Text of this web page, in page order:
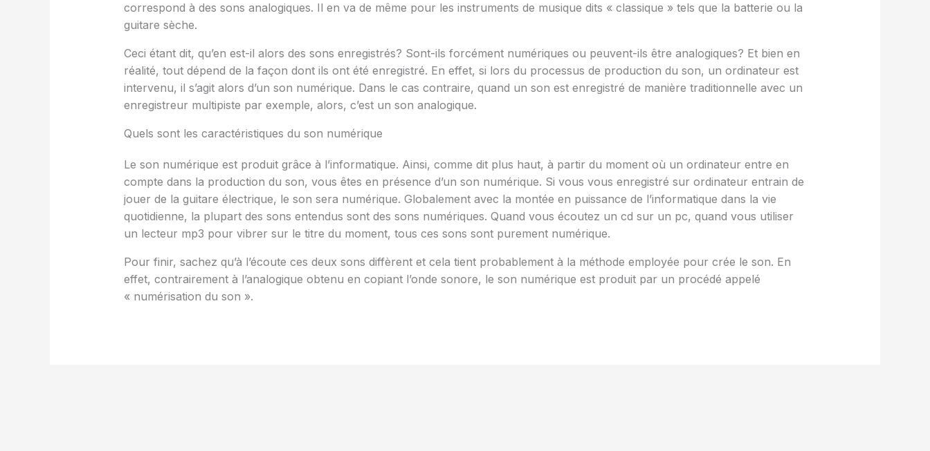
correspond à des sons analogiques. Il en va de même pour les instruments de musique dits « classique » tels que la batterie ou la
guitare sèche.
Ceci étant dit, qu’en est-il alors des sons enregistrés? Sont-ils forcément numériques ou peuvent-ils être analogiques? Et bien en
réalité, tout dépend de la façon dont ils ont été enregistré. En effet, si lors du processus de production du son, un ordinateur est
intervenu, il s’agit alors d’un son numérique. Dans le cas contraire, quand un son est enregistré de manière traditionnelle avec un
enregistreur multipiste par exemple, alors, c’est un son analogique.
Quels sont les caractéristiques du son numérique
Le son numérique est produit grâce à l’informatique. Ainsi, comme dit plus haut, à partir du moment où un ordinateur entre en
compte dans la production du son, vous êtes en présence d’un son numérique. Si vous vous enregistré sur ordinateur entrain de
jouer de la guitare électrique, le son sera numérique. Globalement avec la montée en puissance de l’informatique dans la vie
quotidienne, la plupart des sons entendus sont des sons numériques. Quand vous écoutez un cd sur un pc, quand vous utiliser
un lecteur mp3 pour vibrer sur le titre du moment, tous ces sons sont purement numérique.
Pour finir, sachez qu’à l’écoute ces deux sons diffèrent et cela tient probablement à la méthode employée pour crée le son. En
effet, contrairement à l’analogique obtenu en copiant l’onde sonore, le son numérique est produit par un procédé appelé
« numérisation du son ».